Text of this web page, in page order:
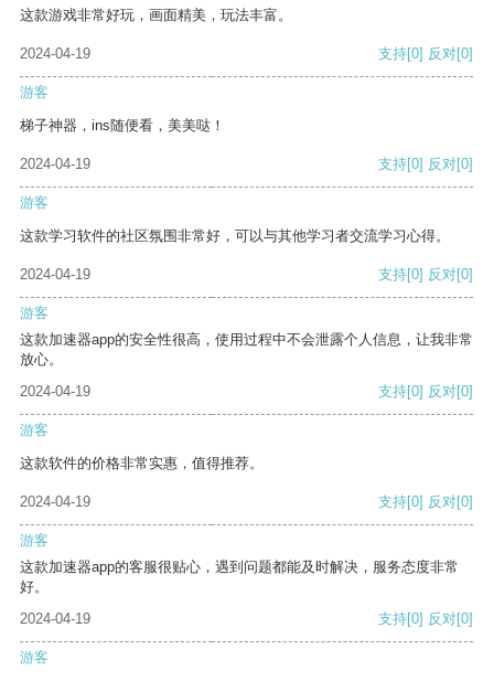
这款游戏非常好玩，画面精美，玩法丰富。
2024-04-19 支持[0] 反对[0]
游客
梯子神器，ins随便看，美美哒！
2024-04-19 支持[0] 反对[0]
游客
这款学习软件的社区氛围非常好，可以与其他学习者交流学习心得。
2024-04-19 支持[0] 反对[0]
游客
这款加速器app的安全性很高，使用过程中不会泄露个人信息，让我非常
放心。
2024-04-19
支持[0] 反对[0]
游客
这款软件的价格非常实惠，值得推荐。
2024-04-19 支持[0] 反对[0]
游客
这款加速器app的客服很贴心，遇到问题都能及时解决，服务态度非常
好。
2024-04-19
支持[0] 反对[0]
游客